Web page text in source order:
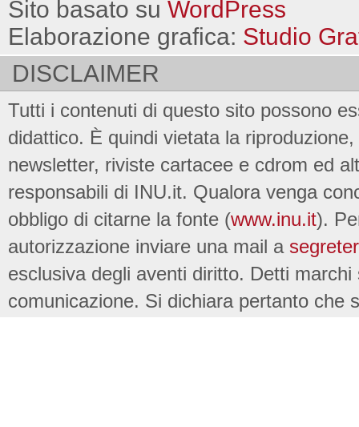
Sito basato su WordPress
Elaborazione grafica: Studio
DISCLAIMER
Tutti i contenuti di questo sito possono
didattico. È quindi vietata la
newsletter, riviste cartacee e cdrom ed
responsabili di INU.it. Qualora venga
obbligo di citarne la fonte (www.inu.it).
autorizzazione inviare una mail a
esclusiva degli aventi diritto. Detti
comunicazione. Si dichiara pertanto che